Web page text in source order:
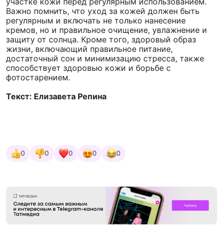
Важно помнить, что уход за кожей должен быть
регулярным и включать не только нанесение
кремов, но и правильное очищение, увлажнение и
защиту от солнца. Кроме того, здоровый образ
жизни, включающий правильное питание,
достаточный сон и минимизацию стресса, также
способствует здоровью кожи и борьбе с
фотостарением.
Текст: Елизавета Репина
0 0 0 0 0